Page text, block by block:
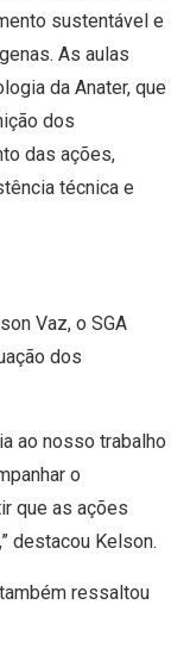
sustentável e
As aulas
da Anater, que
dos
das ações,
técnica e
Vaz, o SGA
dos
ao nosso trabalho
o
que as ações
destacou Kelson.
ressaltou